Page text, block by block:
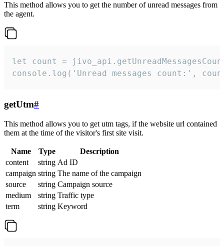
This method allows you to get the number of unread messages from
the agent.
let count =
console.log('Unread messages count:',
getUtm#
This method allows you to get utm tags, if the website url contained
them at the time of the visitor's first site visit.
Name Type
Description
content
string Ad ID
campaign string The name of the campaign
source
string Campaign source
medium
string Traffic type
term
string Keyword